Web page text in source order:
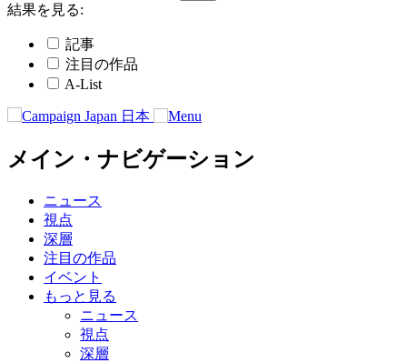
結果を見る:
記事
注目の作品
A-List
メイン・ナビゲーション
ニュース
視点
深層
注目の作品
イベント
もっと見る
ニュース
視点
深層